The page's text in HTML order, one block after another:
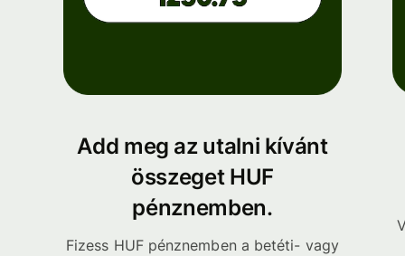
Add meg az utalni kívánt
összeget HUF
pénznemben.
Fizess HUF pénznemben a betéti- vagy